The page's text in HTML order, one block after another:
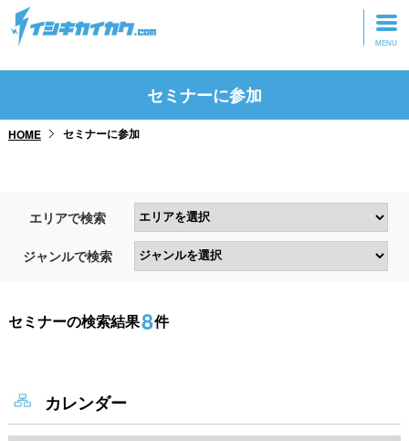
トップページ
研修・ツアーに参加
セミナーに参加
HOME セミナーに参加
エリアで検索
ジャンルで検索
セミナーの検索結果8件
カレンダー